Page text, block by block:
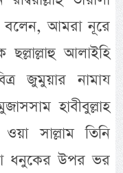
বলেন, আমরা নূরে
আলাইহি
জুমুয়ার নামায
হাবীবুল্লাহ
সাল্লাম তিনি
ধনুকের উপর ভর